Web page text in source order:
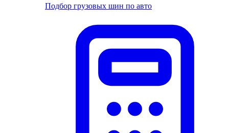
Подбор грузовых шин по авто